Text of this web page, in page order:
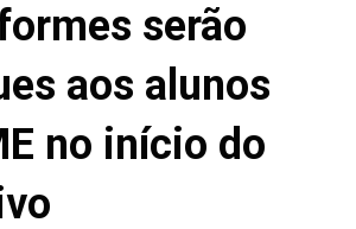
serão
aos alunos
no início do